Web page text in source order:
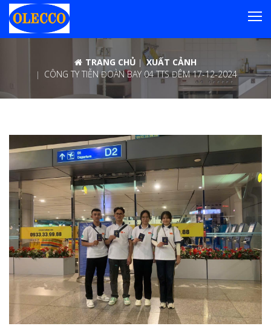
TRANG CHỦ
XUẤT CẢNH
CÔNG TY TIỄN ĐOÀN BAY 04 TTS ĐÊM 17-12-2024